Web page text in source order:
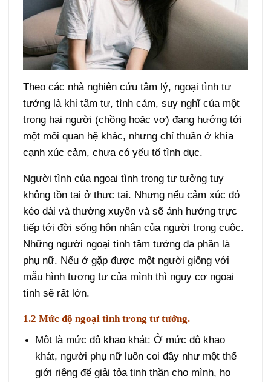
Theo các nhà nghiên cứu tâm lý, ngoại tình tư
tưởng là khi tâm tư, tình cảm, suy nghĩ của một
trong hai người (chồng hoặc vợ) đang hướng tới
một mối quan hệ khác, nhưng chỉ thuần ở khía
cạnh xúc cảm, chưa có yếu tố tình dục.
Người tình của ngoại tình trong tư tưởng tuy
không tồn tại ở thực tại. Nhưng nếu cảm xúc đó
kéo dài và thường xuyên và sẽ ảnh hưởng trực
tiếp tới đời sống hôn nhân của người trong cuộc.
Những người ngoại tình tâm tưởng đa phần là
phụ nữ. Nếu ở gặp được một người giống với
mẫu hình tương tư của mình thì nguy cơ ngoại
tình sẽ rất lớn.
1.2 Mức độ ngoại tình trong tư tưởng.
Một là mức độ khao khát: Ở mức độ khao
khát, người phụ nữ luôn coi đây như một thế
giới riêng để giải tỏa tinh thần cho mình, họ